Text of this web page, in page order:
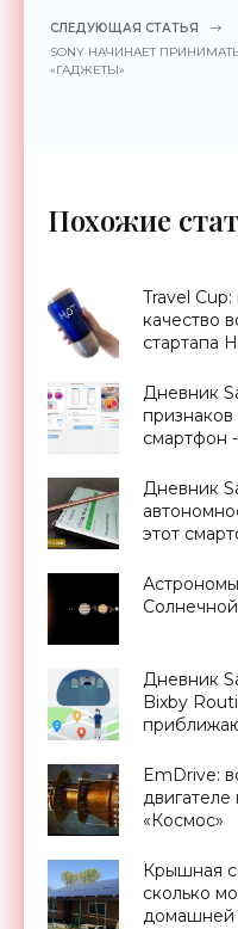
СЛЕДУЮЩАЯ СТАТЬЯ
SONY НАЧИНАЕТ
«ГАДЖЕТЫ»
Похожие
Travel
качество
стартапа
Дневник
признаков
смартфон
Дневник
этот
Дневник
Bixby
EmDrive:
двигателе
«Космос»
Крышная
сколько
домашней